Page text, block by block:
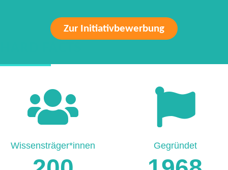
Zur Initiativbewerbung
Wissensträger*innen Gegründet